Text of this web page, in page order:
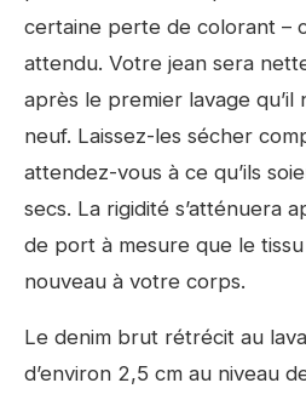
certaine perte de colorant –
attendu. Votre jean sera
après le premier lavage qu’il
neuf. Laissez-les sécher
attendez-vous à ce qu’ils
secs. La rigidité s’atténuera
de port à mesure que le
nouveau à votre corps.
Le denim brut rétrécit au
d’environ 2,5 cm au niveau